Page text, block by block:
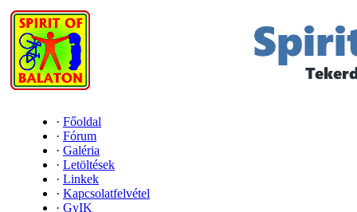
· Főoldal
· Fórum
· Galéria
· Letöltések
· Linkek
· Kapcsolatfelvétel
· GyIK